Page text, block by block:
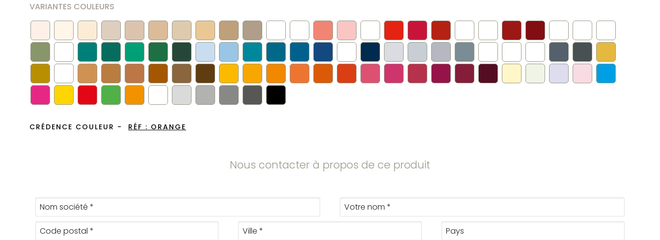
VARIANTES COULEURS
CRÉDENCE COULEUR - RÉF : ORANGE
Nous contacter à propos de ce produit